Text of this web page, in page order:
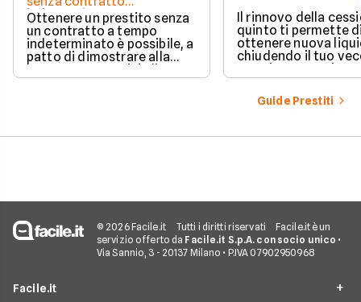
indeterminato
Ottenere un prestito senza
un contratto a tempo
indeterminato è possibile, a
patto di dimostrare alla
banca una capacità di
rimborso solida e costante.
quali strategie puoi
Il rinnovo della
quinto ti permette
ottenere nuova
chiudendo il tuo
prestito per aprirne
vantaggioso.
Guide Prestiti
© 2026 Facile.it Tutti i diritti riservati
Facile.it è un
servizio offerto da Facile.it S.p.A. con socio unico •
Via Sannio, 3 - 20137 Milano • P.IVA 07902950968
Facile.it